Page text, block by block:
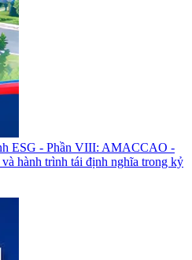
ESG - Phần VIII: AMACCAO -
hành trình tái định nghĩa trong kỷ